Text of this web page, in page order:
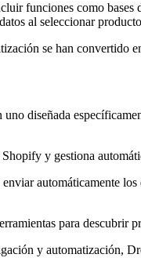
funciones como
al seleccionar
se han convertido
diseñada
y gestiona
automáticamente
para descubrir
y automatización,